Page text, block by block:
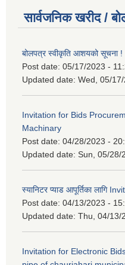
सार्वजनिक खरीद /
बोलपत्र स्वीकृति आशयको सूचना !
Post date: 05/17/2023 -
Updated date: Wed, 05/
Invitation for Bids
Machinary
Post date: 04/28/2023 -
Updated date: Sun, 05/28/
स्यानिटर प्याड आपूर्तिका लागि
Post date: 04/13/2023 -
Updated date: Thu, 04/13/
Invitation for Electronic